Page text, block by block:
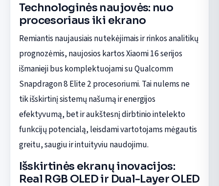
Technologinės naujovės: nuo
procesoriaus iki ekrano
Remiantis naujausiais nutekėjimais ir rinkos analitikų
prognozėmis, naujosios kartos Xiaomi 16 serijos
išmanieji bus komplektuojami su Qualcomm
Snapdragon 8 Elite 2 procesoriumi. Tai nulems ne
tik išskirtinį sistemų našumą ir energijos
efektyvumą, bet ir aukštesnį dirbtinio intelekto
funkcijų potencialą, leisdami vartotojams mėgautis
greitu, saugiu ir intuityviu naudojimu.
Išskirtinės ekranų inovacijos:
Real RGB OLED ir Dual-Layer OLED